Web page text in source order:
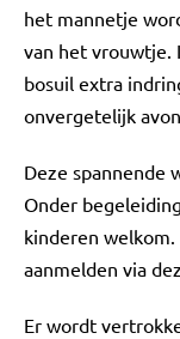
het mannetje
van het vrouwtje.
bosuil extra
onvergetelijk
Deze spannende
Onder
kinderen
aanmelden via
Er wordt